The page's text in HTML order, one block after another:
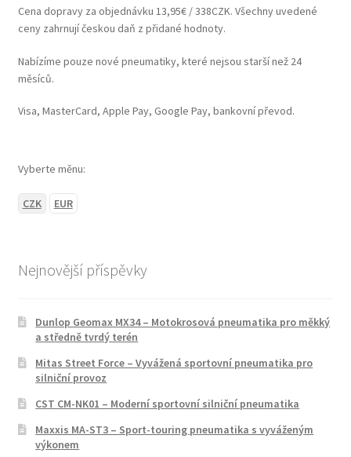
Cena dopravy za objednávku 13,95€ / 338CZK. Všechny uvedené
ceny zahrnují českou daň z přidané hodnoty.
Nabízíme pouze nové pneumatiky, které nejsou starší než 24
měsíců.
Visa, MasterCard, Apple Pay, Google Pay, bankovní převod.
Vyberte měnu:
CZK EUR
Nejnovější příspěvky
Dunlop Geomax MX34 – Motokrosová pneumatika pro měkký
a středně tvrdý terén
Mitas Street Force – Vyvážená sportovní pneumatika pro
silniční provoz
CST CM-NK01 – Moderní sportovní silniční pneumatika
Maxxis MA-ST3 – Sport-touring pneumatika s vyváženým
výkonem